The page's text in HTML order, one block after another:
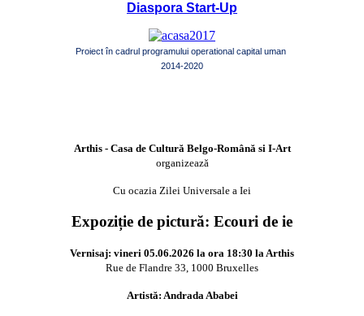
Diaspora Start-Up
Proiect în cadrul programului operational capital uman
2014-2020
Arthis - Casa de Cultură Belgo-Română si I-Art
organizează
Cu ocazia Zilei Universale a Iei
Expoziție de pictură: Ecouri de ie
Vernisaj: vineri 05.06.2026 la ora 18:30 la Arthis
Rue de Flandre 33, 1000 Bruxelles
Artistă: Andrada Ababei